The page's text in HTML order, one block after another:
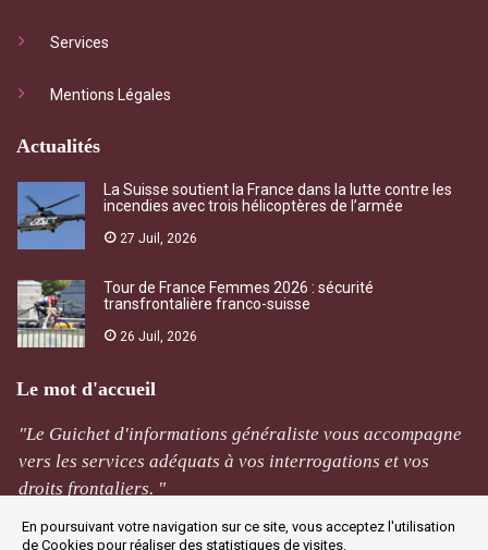
Services
Mentions Légales
Actualités
La Suisse soutient la France dans la lutte contre les
incendies avec trois hélicoptères de l’armée
27 Juil, 2026
Tour de France Femmes 2026 : sécurité
transfrontalière franco-suisse
26 Juil, 2026
Le mot d'accueil
"Le Guichet d'informations généraliste vous accompagne
vers les services adéquats à vos interrogations et vos
droits frontaliers. "
M Rivière
En poursuivant votre navigation sur ce site, vous acceptez l'utilisation
de Cookies pour réaliser des statistiques de visites.